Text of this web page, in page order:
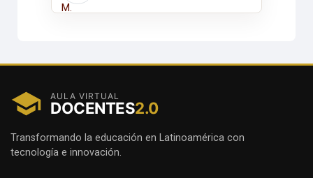
AULA VIRTUAL
DOCENTES2.0
Transformando la educación en Latinoamérica con
tecnología e innovación.